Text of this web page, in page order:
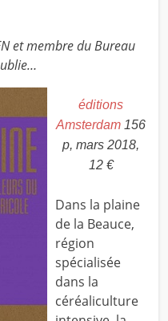
et membre du Bureau
éditions
Amsterdam 156
p, mars 2018,
12 €
Dans la plaine
de la Beauce,
région
spécialisée
dans la
céréaliculture